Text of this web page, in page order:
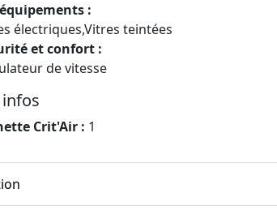
:
électriques,Vitres teintées
et confort :
de vitesse
Crit'Air : 1